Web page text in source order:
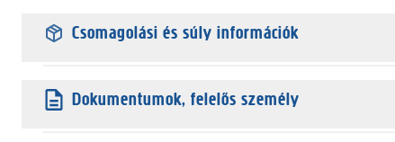
Csomagolási és súly információk
Dokumentumok, felelős személy